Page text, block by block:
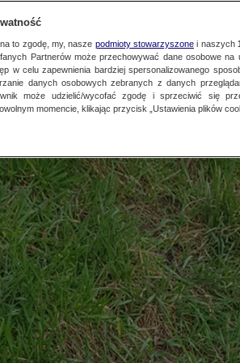
świnki na
to zgodę, my, nasze podmioty stowarzyszonei naszych
Partnerów może przechowywać dane osobowe na
w celu zapewnienia bardziej spersonalizowanego
danych osobowych zebranych z danych
może udzielić/wycofać zgodę i sprzeciwić się
momencie, klikając przycisk „Ustawienia plików